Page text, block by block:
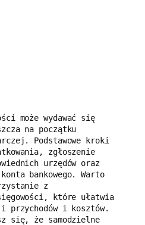
może wydawać się
na początku
Podstawowe kroki
zgłoszenie
urzędów oraz
bankowego. Warto
z
które ułatwia
przychodów i kosztów.
się, że samodzielne